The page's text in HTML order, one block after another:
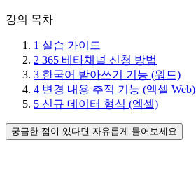
강의 목차
1 실습 가이드
2 365 베타채널 신청 방법
3 한국어 받아쓰기 기능 (워드)
4 변경 내용 추적 기능 (엑셀 Web)
5 신규 데이터 형식 (엑셀)
궁금한 점이 있다면 자유롭게 물어보세요